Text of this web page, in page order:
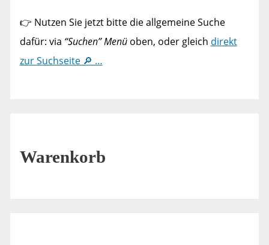
👉 Nutzen Sie jetzt bitte die allgemeine Suche
dafür: via “Suchen” Menüoben, oder gleich direkt
zur Suchseite 🔎 …
Warenkorb